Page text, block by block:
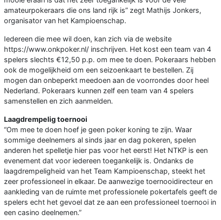
amateurpokeraars die ons land rijk is” zegt Mathijs Jonkers,
organisator van het Kampioenschap.
Iedereen die mee wil doen, kan zich via de website
https://www.onkpoker.nl/ inschrijven. Het kost een team van 4
spelers slechts €12,50 p.p. om mee te doen. Pokeraars hebben
ook de mogelijkheid om een seizoenkaart te bestellen. Zij
mogen dan onbeperkt meedoen aan de voorrondes door heel
Nederland. Pokeraars kunnen zelf een team van 4 spelers
samenstellen en zich aanmelden.
Laagdrempelig toernooi
“Om mee te doen hoef je geen poker koning te zijn. Waar
sommige deelnemers al sinds jaar en dag pokeren, spelen
anderen het spelletje hier pas voor het eerst! Het NTKP is een
evenement dat voor iedereen toegankelijk is. Ondanks de
laagdrempeligheid van het Team Kampioenschap, steekt het
zeer professioneel in elkaar. De aanwezige toernooidirecteur en
aankleding van de ruimte met professionele pokertafels geeft de
spelers echt het gevoel dat ze aan een professioneel toernooi in
een casino deelnemen.”